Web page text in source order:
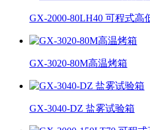
GX-2000-80LH40 可程式高
GX-3020-80M高温烤箱
GX-3040-DZ 盐雾试验箱